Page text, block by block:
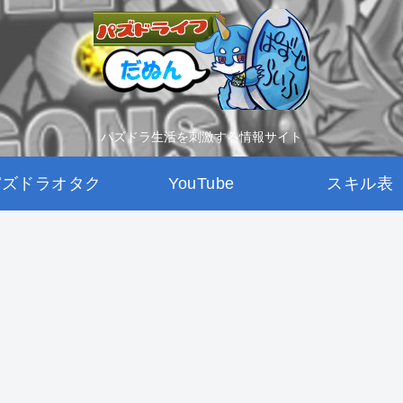
パズドラ生活を刺激する情報サイト
ドラオタク YouTube スキル表